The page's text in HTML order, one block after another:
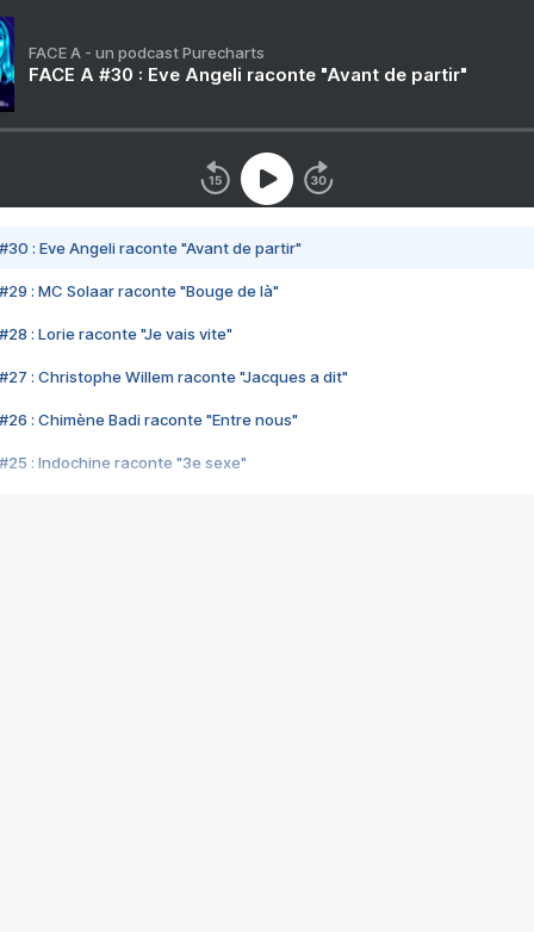
FACE A - un podcast Purecharts
FACE A #30 : Eve Angeli raconte "Avant de partir"
#30 : Eve Angeli raconte "Avant de partir"
#29 : MC Solaar raconte "Bouge de là"
#28 : Lorie raconte "Je vais vite"
#27 : Christophe Willem raconte "Jacques a dit"
#26 : Chimène Badi raconte "Entre nous"
#25 : Indochine raconte "3e sexe"